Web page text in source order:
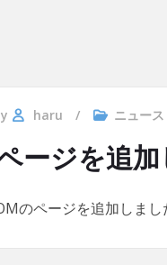
haru ニュース
ージを追加
のページを追加しまし